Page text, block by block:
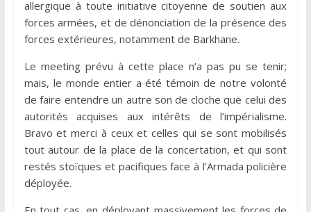
allergique à toute initiative citoyenne de soutien aux
forces armées, et de dénonciation de la présence des
forces extérieures, notamment de Barkhane.
Le meeting prévu à cette place n’a pas pu se tenir;
mais, le monde entier a été témoin de notre volonté
de faire entendre un autre son de cloche que celui des
autorités acquises aux intérêts de l’impérialisme.
Bravo et merci à ceux et celles qui se sont mobilisés
tout autour de la place de la concertation, et qui sont
restés stoïques et pacifiques face à l’Armada policière
déployée.